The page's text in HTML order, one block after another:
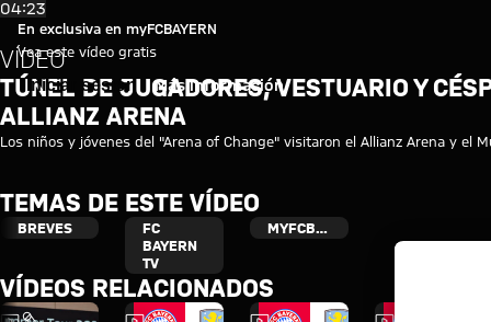
Video: El "Arena of Change“ en
Reproducir vídeo
En exclusiva en myFCBAYERN
Vea este vídeo gratis
Iniciar sesión Más información
04:23
VÍDEO
TÚNEL DE JUGADORES, VESTUARIO Y
ALLIANZ ARENA
Los niños y jóvenes del "Arena of Change" visitaron el Allianz Arena y el
TEMAS DE ESTE VÍDEO
BREVES
FC
BAYERN
TV
MYFCBAYERN
VÍDEOS RELACIONADOS